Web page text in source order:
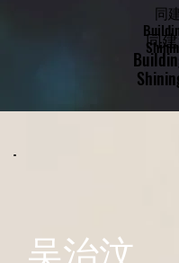
同
同
同
同
吴治汶